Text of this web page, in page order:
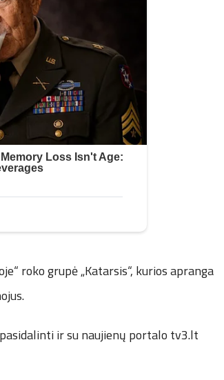
roko grupė „Katarsis“, kurios apranga
ir su naujienų portalo tv3.lt